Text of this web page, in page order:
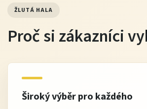
ŽLUTÁ HALA
Proč si zákazníci
Široký výběr pro každého